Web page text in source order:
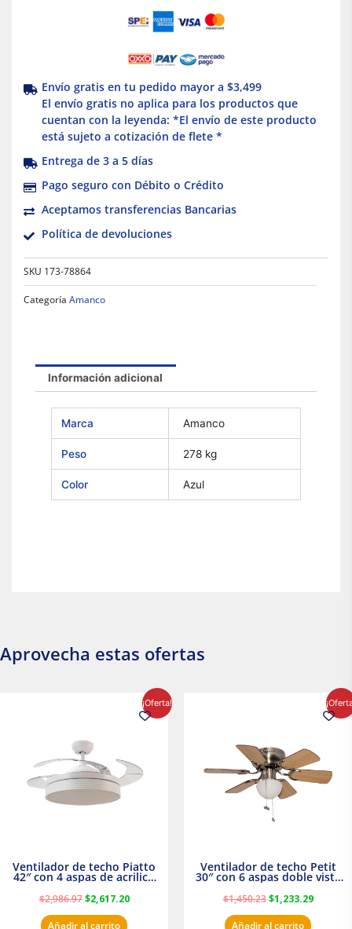
Envío gratis en tu pedido mayor a $3,499
El envío gratis no aplica para los productos que
cuentan con la leyenda: *El envío de este producto
está sujeto a cotización de flete *
Entrega de 3 a 5 días
Pago seguro con Débito o Crédito
Aceptamos transferencias Bancarias
Política de devoluciones
SKU 173-78864
Categoría Amanco
Información adicional
Marca Amanco
Peso 278 kg
Color Azul
Aprovecha estas ofertas
¡Oferta!
Ventilador de techo Piatto
42″ con 4 aspas de acrilico
transparente
$2,986.97
$2,986.97.
$2,617.20
precio
actual
Añadir al carrito
Ventilador de techo Petit
30″ con 6 aspas doble vista
Satinado Masterfan
$1,450.23
$1,450.23.
$1,233.29
precio
actual
Añadir al carrito